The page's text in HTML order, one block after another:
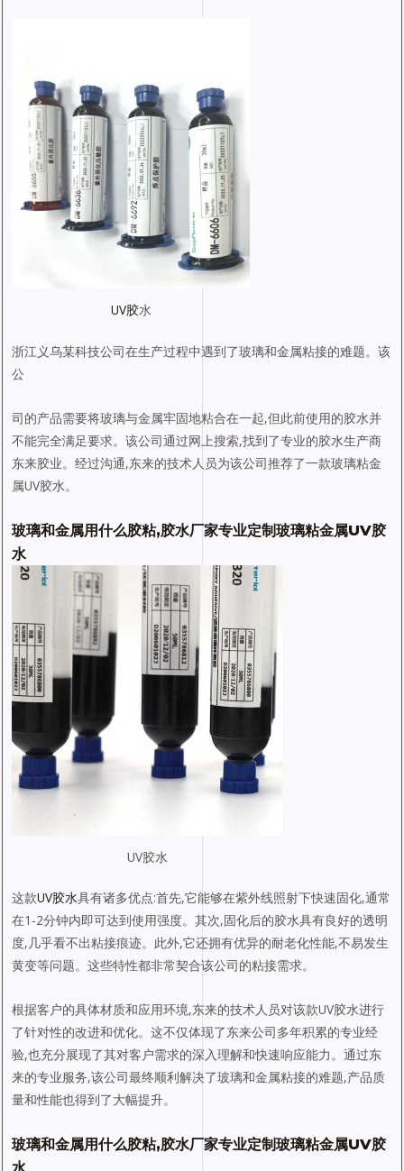
UV胶水
浙江义乌某科技公司在生产过程中遇到了玻璃和金属粘接的难题。该
公
司的产品需要将玻璃与金属牢固地粘合在一起,但此前使用的胶水并
不能完全满足要求。该公司通过网上搜索,找到了专业的胶水生产商
东来胶业。经过沟通,东来的技术人员为该公司推荐了一款玻璃粘金
属UV胶水。
玻璃和金属用什么胶粘,胶水厂家专业定制玻璃粘金属UV胶
水
UV胶水
这款UV胶水具有诸多优点:首先,它能够在紫外线照射下快速固化,通常
在1-2分钟内即可达到使用强度。其次,固化后的胶水具有良好的透明
度,几乎看不出粘接痕迹。此外,它还拥有优异的耐老化性能,不易发生
黄变等问题。这些特性都非常契合该公司的粘接需求。
根据客户的具体材质和应用环境,东来的技术人员对该款UV胶水进行
了针对性的改进和优化。这不仅体现了东来公司多年积累的专业经
验,也充分展现了其对客户需求的深入理解和快速响应能力。通过东
来的专业服务,该公司最终顺利解决了玻璃和金属粘接的难题,产品质
量和性能也得到了大幅提升。
玻璃和金属用什么胶粘,胶水厂家专业定制玻璃粘金属UV胶